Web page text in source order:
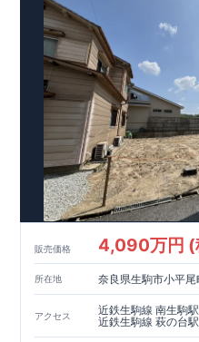
販売価格 4,090万円 (
所在地 奈良県生駒市小平
アクセス
近鉄生駒線 南生駒
近鉄生駒線 萩の台